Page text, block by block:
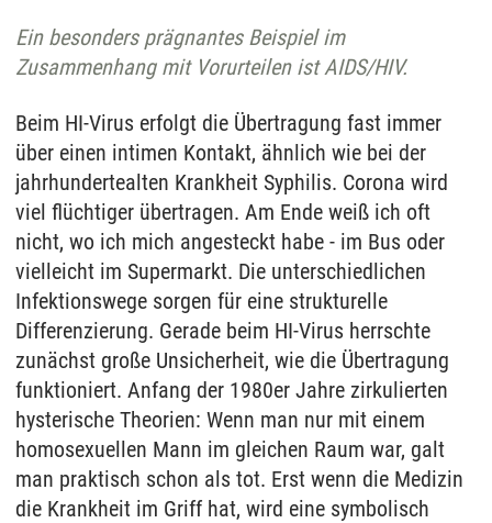
Ein besonders prägnantes Beispiel im
Zusammenhang mit Vorurteilen ist AIDS/HIV.
Beim HI-Virus erfolgt die Übertragung fast immer
über einen intimen Kontakt, ähnlich wie bei der
jahrhundertealten Krankheit Syphilis. Corona wird
viel flüchtiger übertragen. Am Ende weiß ich oft
nicht, wo ich mich angesteckt habe - im Bus oder
vielleicht im Supermarkt. Die unterschiedlichen
Infektionswege sorgen für eine strukturelle
Differenzierung. Gerade beim HI-Virus herrschte
zunächst große Unsicherheit, wie die Übertragung
funktioniert. Anfang der 1980er Jahre zirkulierten
hysterische Theorien: Wenn man nur mit einem
homosexuellen Mann im gleichen Raum war, galt
man praktisch schon als tot. Erst wenn die Medizin
die Krankheit im Griff hat, wird eine symbolisch